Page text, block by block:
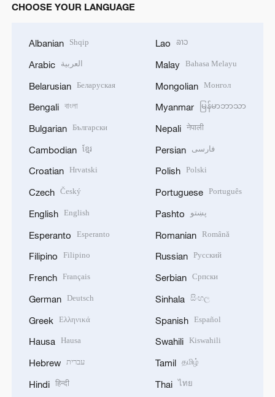
CHOOSE YOUR LANGUAGE
Albanian Shqip
Arabic العربية
Belarusian Беларуская
Bengali বাংলা
Bulgarian Български
Cambodian ខ្មែរ
Croatian Hrvatski
Czech Český
English English
Esperanto Esperanto
Filipino Filipino
French Français
German Deutsch
Greek Ελληνικά
Hausa Hausa
Hebrew עברית
Hindi हिन्दी
Lao ລາວ
Malay Bahasa Melayu
Mongolian Монгол
Myanmar မြန်မာဘာသာ
Nepali नेपाली
Persian فارسی
Polish Polski
Portuguese Português
Pashto پښتو
Romanian Română
Russian Русский
Serbian Српски
Sinhala සිංහල
Spanish Español
Swahili Kiswahili
Tamil தமிழ்
Thai ไทย